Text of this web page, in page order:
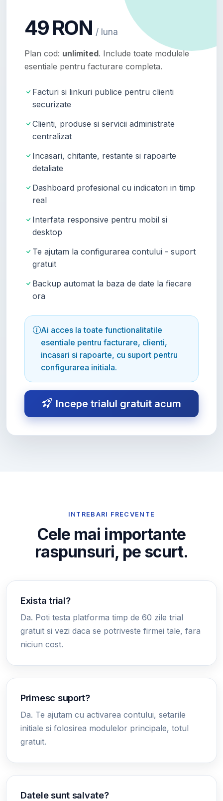
49 RON / luna
Plan cod: unlimited. Include toate modulele
esentiale pentru facturare completa.
Facturi si linkuri publice pentru clienti
securizate
Clienti, produse si servicii administrate
centralizat
Incasari, chitante, restante si rapoarte
detaliate
Dashboard profesional cu indicatori in timp
real
Interfata responsive pentru mobil si
desktop
Te ajutam la configurarea contului - suport
gratuit
Backup automat la baza de date la fiecare
ora
Ai acces la toate functionalitatile
esentiale pentru facturare, clienti,
incasari si rapoarte, cu suport pentru
configurarea initiala.
Incepe trialul gratuit acum
INTREBARI FRECVENTE
Cele mai importante
raspunsuri, pe scurt.
Exista trial?
Da. Poti testa platforma timp de 60 zile trial
gratuit si vezi daca se potriveste firmei tale, fara
niciun cost.
Primesc suport?
Da. Te ajutam cu activarea contului, setarile
initiale si folosirea modulelor principale, totul
gratuit.
Datele sunt salvate?